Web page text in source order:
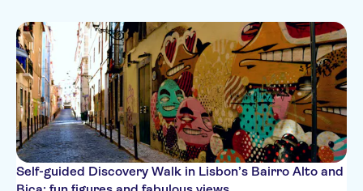
Self-guided Discovery Walk in Lisbon’s Bairro Alto and